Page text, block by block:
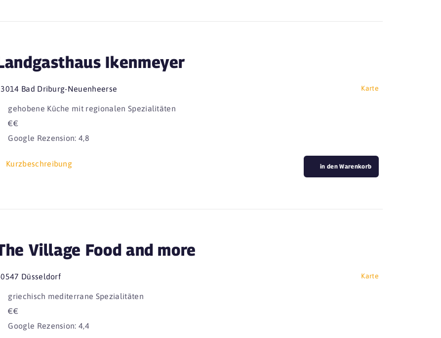
Ikenmeyer
Bad Driburg-Neuenheerse Karte
gehobene Küche mit regionalen Spezialitäten
€€
Google Rezension: 4,8
Kurzbeschreibung in den Warenkorb
Village Food and more
Düsseldorf Karte
griechisch mediterrane Spezialitäten
€€
Google Rezension: 4,4